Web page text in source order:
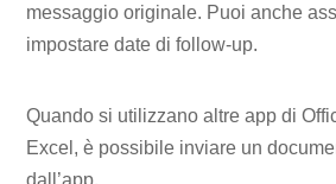
messaggio originale. Puoi anche
impostare date di follow-up.
Quando si utilizzano altre app di
Excel, è possibile inviare un
dall’app.